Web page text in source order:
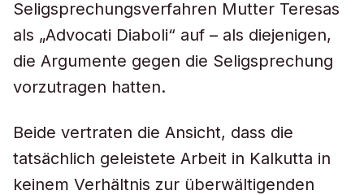
Seligsprechungsverfahren Mutter Teresas
als „Advocati Diaboli“ auf – als diejenigen,
die Argumente gegen die Seligsprechung
vorzutragen hatten.
Beide vertraten die Ansicht, dass die
tatsächlich geleistete Arbeit in Kalkutta in
keinem Verhältnis zur überwältigenden